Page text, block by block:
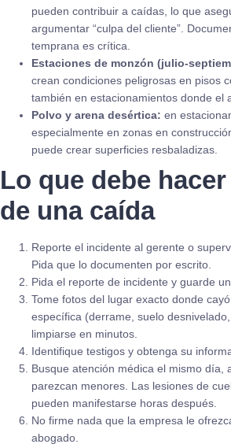
pueden contribuir a caídas, lo que
argumentar “culpa del cliente”.
temprana es crítica.
Estaciones de monzón (julio-
crean condiciones peligrosas en pisos
también en estacionamientos donde el
Polvo y arena desértica: en
especialmente en zonas en
puede crear superficies resbaladizas.
Lo que debe
de una caída
Reporte el incidente al gerente o
Pida que lo documenten por escrito.
Pida el reporte de incidente y guarde
Tome fotos del lugar exacto donde
específica (derrame, suelo
limpiarse en minutos.
Identifique testigos y obtenga su
Busque atención médica el mismo día,
parezcan menores. Las lesiones de
pueden manifestarse horas después.
No firme nada que la empresa le
abogado.